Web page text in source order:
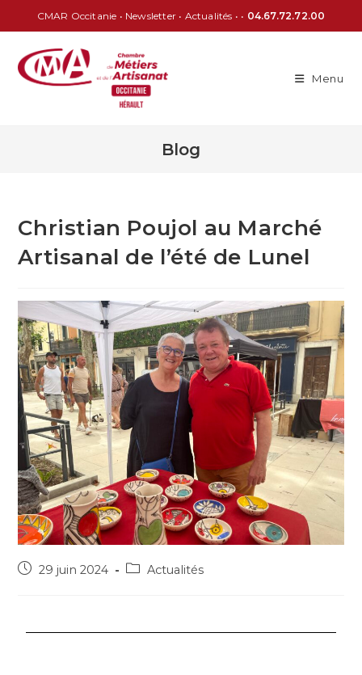
CMAR Occitanie • Newsletter • Actualités • • 04.67.72.72.00
Menu
Blog
Christian Poujol au Marché
Artisanal de l’été de Lunel
29 juin 2024 Actualités